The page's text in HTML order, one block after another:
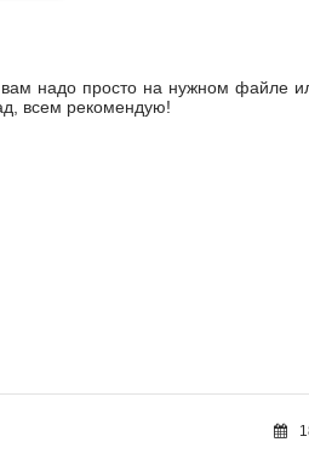
вам надо просто на нужном файле
всем рекомендую!